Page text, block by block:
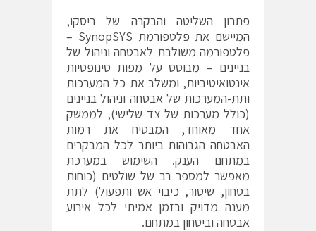
פתרון השליטה והבקרה של ריסקו,
המיישם את פלטפורמת SynopSYS –
פלטפורמה משולבת לאבטחה וניהול של
בניינים – מבוסס על מפות סינופטיות
אינטואיטיביות, ומשלב את כל המערכות
ותת-המערכות של אבטחה וניהול בניינים
(כולל מערכות של צד שלישי), לממשק
אחד מאוחד, המבטיח את רמות
האבטחה הגבוהות ביותר לכל המבקרים
במתחם הענק. השימוש במערכת
מאפשר למספר רב של שולטים (כוחות
בטחון, שיטור, כיבוי אש ותפעול) לתת
מענה מדויק ובזמן אמיתי לכל אירוע
אבטחה וביטחון במתחם.